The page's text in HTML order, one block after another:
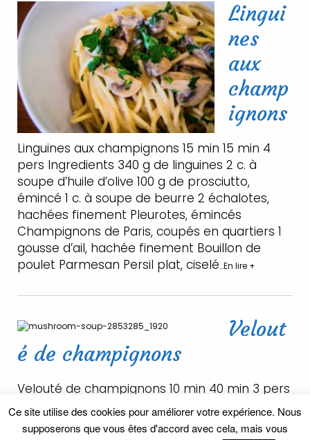
Lingui
nes
aux
champ
ignons
Linguines aux champignons 15 min 15 min 4
pers Ingredients 340 g de linguines 2 c. à
soupe d’huile d’olive 100 g de prosciutto,
émincé 1 c. à soupe de beurre 2 échalotes,
hachées finement Pleurotes, émincés
Champignons de Paris, coupés en quartiers 1
gousse d’ail, hachée finement Bouillon de
poulet Parmesan Persil plat, ciselé…En lire +
Velout
é de champignons
Velouté de champignons 10 min 40 min 3 pers
Ingredients 250 g de champignons de Paris
Renaud & Fils 2 oignons 1 branche de persil 1
Ce site utilise des cookies pour améliorer votre expérience. Nous
supposerons que vous êtes d'accord avec cela, mais vous